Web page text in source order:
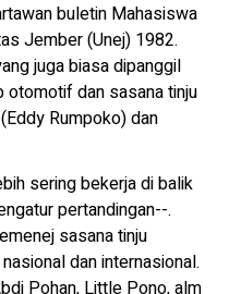
buletin Mahasiswa
Jember (Unej) 1982.
juga biasa dipanggil
otomotif dan sasana tinju
Rumpoko) dan
sering bekerja di balik
pertandingan--.
sasana tinju
dan internasional.
Pohan, Little Pono, alm